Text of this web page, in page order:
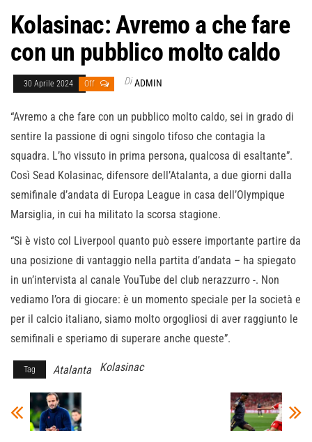
Kolasinac: Avremo a che fare
con un pubblico molto caldo
30 Aprile 2024 Off Di ADMIN
“Avremo a che fare con un pubblico molto caldo, sei in grado di
sentire la passione di ogni singolo tifoso che contagia la
squadra. L’ho vissuto in prima persona, qualcosa di esaltante”.
Così Sead Kolasinac, difensore dell’Atalanta, a due giorni dalla
semifinale d’andata di Europa League in casa dell’Olympique
Marsiglia, in cui ha militato la scorsa stagione.
“Si è visto col Liverpool quanto può essere importante partire da
una posizione di vantaggio nella partita d’andata – ha spiegato
in un’intervista al canale YouTube del club nerazzurro -. Non
vediamo l’ora di giocare: è un momento speciale per la società e
per il calcio italiano, siamo molto orgogliosi di aver raggiunto le
semifinali e speriamo di superare anche queste”.
Tag Atalanta Kolasinac